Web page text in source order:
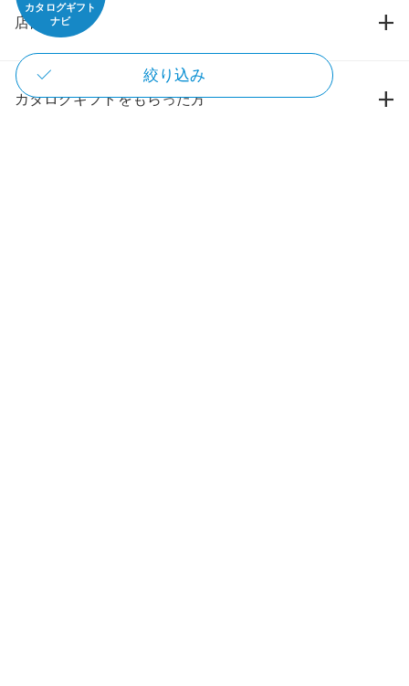
店舗情報
カタログギフトをもらった方
カタログギフト
ナビ
絞り込み